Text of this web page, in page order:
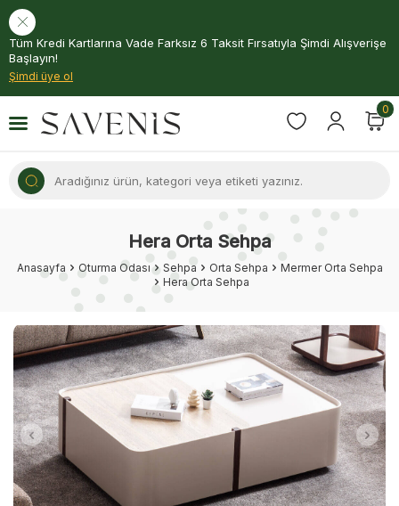
Tüm Kredi Kartlarına Vade Farksız 6 Taksit Fırsatıyla Şimdi Alışverişe
Başlayın!
Şimdi üye ol
0
Hera Orta Sehpa
Anasayfa Oturma Odası Sehpa Orta Sehpa
Mermer Orta Sehpa
Hera Orta Sehpa